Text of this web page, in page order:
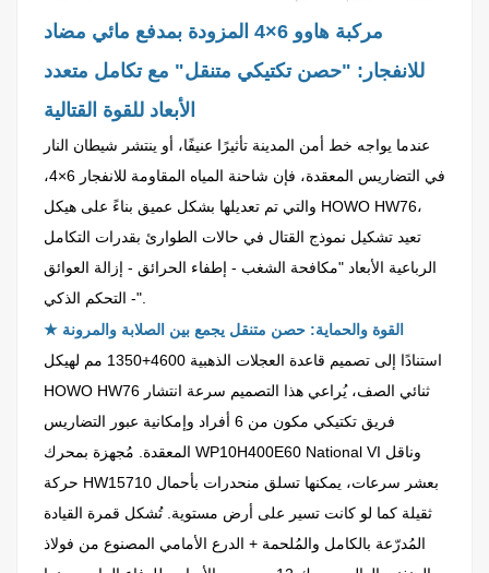
مركبة هاوو 6×4 المزودة بمدفع مائي مضاد
للانفجار: "حصن تكتيكي متنقل" مع تكامل متعدد
الأبعاد للقوة القتالية
عندما يواجه خط أمن المدينة تأثيرًا عنيفًا، أو ينتشر شيطان النار
في التضاريس المعقدة، فإن شاحنة المياه المقاومة للانفجار 6×4،
والتي تم تعديلها بشكل عميق بناءً على هيكل HOWO HW76،
تعيد تشكيل نموذج القتال في حالات الطوارئ بقدرات التكامل
الرباعية الأبعاد "مكافحة الشغب - إطفاء الحرائق - إزالة العوائق
- التحكم الذكي".
★ القوة والحماية: حصن متنقل يجمع بين الصلابة والمرونة
استنادًا إلى تصميم قاعدة العجلات الذهبية 4600+1350 مم لهيكل
HOWO HW76 ثنائي الصف، يُراعي هذا التصميم سرعة انتشار
فريق تكتيكي مكون من 6 أفراد وإمكانية عبور التضاريس
المعقدة. مُجهزة بمحرك WP10H400E60 National VI وناقل
حركة HW15710 بعشر سرعات، يمكنها تسلق منحدرات بأحمال
ثقيلة كما لو كانت تسير على أرض مستوية. تُشكل قمرة القيادة
المُدرّعة بالكامل والمُلحمة + الدرع الأمامي المصنوع من فولاذ